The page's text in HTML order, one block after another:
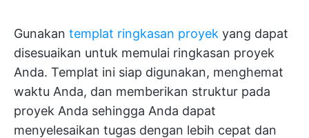
Gunakan templat ringkasan proyek yang dapat
disesuaikan untuk memulai ringkasan proyek
Anda. Templat ini siap digunakan, menghemat
waktu Anda, dan memberikan struktur pada
proyek Anda sehingga Anda dapat
menyelesaikan tugas dengan lebih cepat dan